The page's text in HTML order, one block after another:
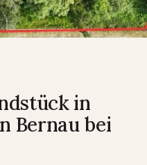
in
Bernau bei